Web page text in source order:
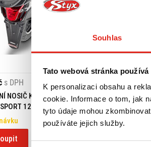
Souhlas
Tato webová stránka používá
K personalizaci obsahu a
cookie. Informace o tom, jak
tyto údaje mohou
používáte jejich služby.
s DPH
NOSIČ KYMCO LIKE
125 SR6109
1 189 Kč
GIVI MONTÁŽNÍ
6109A
Na objednávku
Koupit